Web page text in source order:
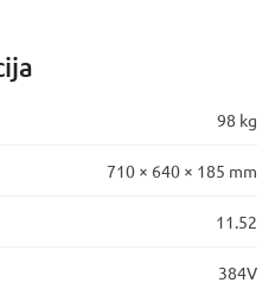
98 kg
710 × 640 × 185 mm
11.52
384V